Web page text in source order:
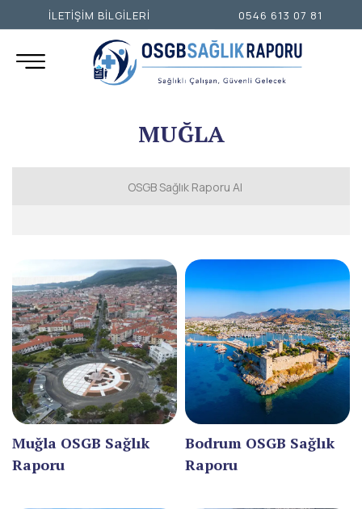
MUĞLA
OSGB Sağlık Raporu Al
İSTANBUL ANADOLU YAKASI
ANKARA
İZMİR
ADANA
ADIYAMAN
AFYONKARAHİSAR
AĞRI
Muğla OSGB Sağlık
Raporu
Bodrum OSGB Sağlık
Raporu
İLETİŞİM BİLGİLERİ 0546 613 07 81